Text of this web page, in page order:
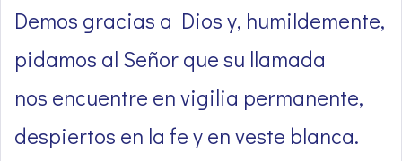
Demos gracias a Dios y, humildemente,
pidamos al Señor que su llamada
nos encuentre en vigilia permanente,
despiertos en la fe y en veste blanca.